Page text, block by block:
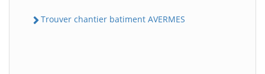
Trouver chantier batiment AVERMES